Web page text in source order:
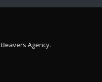
Beavers Agency.